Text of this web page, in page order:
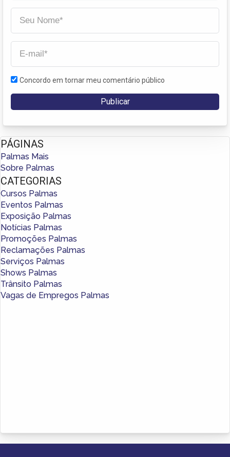
Concordo em tornar meu comentário público
PÁGINAS
Palmas Mais
Sobre Palmas
CATEGORIAS
Cursos Palmas
Eventos Palmas
Exposição Palmas
Notícias Palmas
Promoções Palmas
Reclamações Palmas
Serviços Palmas
Shows Palmas
Trânsito Palmas
Vagas de Empregos Palmas